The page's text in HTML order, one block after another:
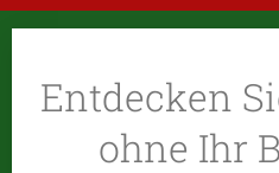
Entdecken
ohne Ihr